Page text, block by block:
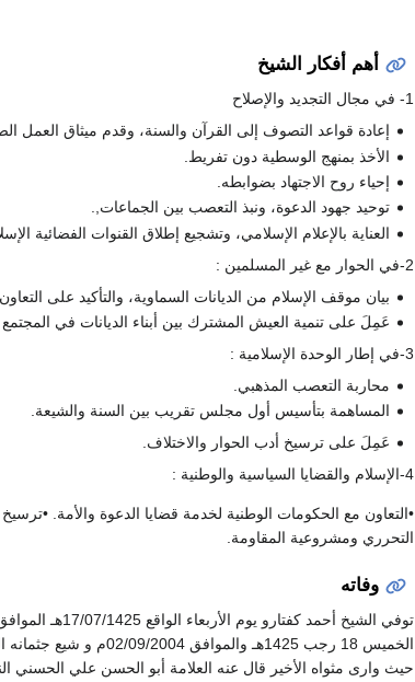
أهم أفكار الشيخ
1- في مجال التجديد والإصلاح
إعادة قواعد التصوف إلى القرآن والسنة، وقدم ميثاق العمل
الأخذ بمنهج الوسطية دون تفريط.
إحياء روح الاجتهاد بضوابطه.
توحيد جهود الدعوة، ونبذ التعصب بين الجماعات,.
العناية بالإعلام الإسلامي، وتشجيع إطلاق القنوات الفضائية
2-في الحوار مع غير المسلمين :
بيان موقف الإسلام من الديانات السماوية، والتأكيد على
عَمِلَ على تنمية العيش المشترك بين أبناء الديانات في المجتمع
3-في إطار الوحدة الإسلامية :
محاربة التعصب المذهبي.
المساهمة بتأسيس أول مجلس تقريب بين السنة والشيعة.
عَمِلَ على ترسيخ أدب الحوار والاختلاف.
4-الإسلام والقضايا السياسية والوطنية :
•التعاون مع الحكومات الوطنية لخدمة قضايا الدعوة والأمة.
التحرري ومشروعية المقاومة.
وفاته
الخميس 18 رجب 1425هـ
حيث وارى مثواه الأخير قال عنه العلامة أبو الحسن علي الحسني